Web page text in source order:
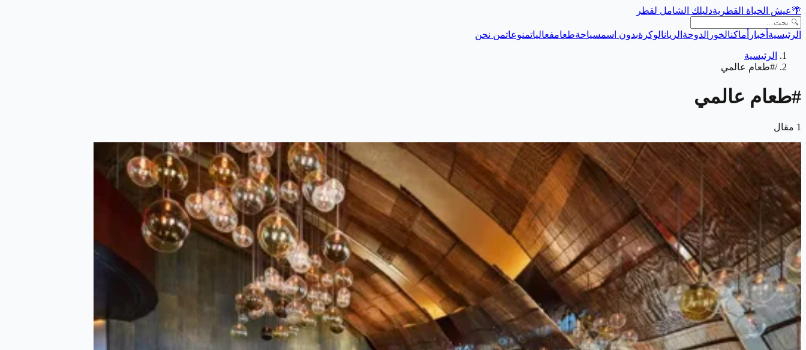
🌴عيش الحياة القطريةدليلك الشامل لقطر
الرئيسية أخبار أماكنالخور الدوحة الريانالوكرةبدون اسمسياحةطعامفعالياتمنوعاتمن نحن
الرئيسية
/#طعام عالمي
#طعام عالمي
1 مقال